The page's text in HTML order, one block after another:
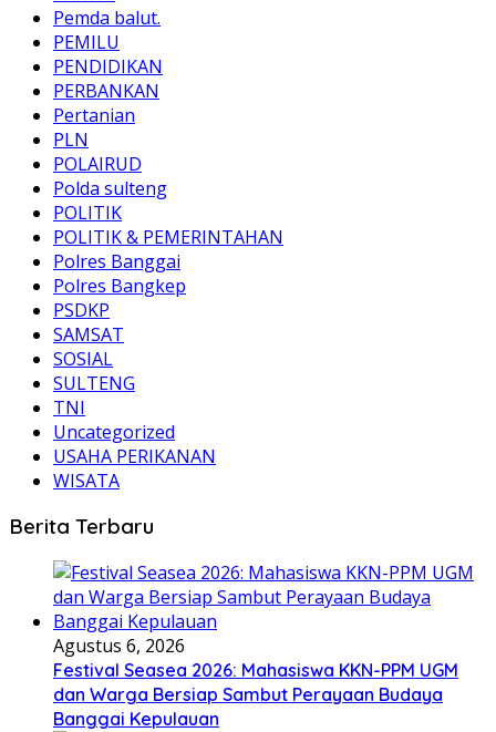
Pemda balut.
PEMILU
PENDIDIKAN
PERBANKAN
Pertanian
PLN
POLAIRUD
Polda sulteng
POLITIK
POLITIK & PEMERINTAHAN
Polres Banggai
Polres Bangkep
PSDKP
SAMSAT
SOSIAL
SULTENG
TNI
Uncategorized
USAHA PERIKANAN
WISATA
Berita Terbaru
Agustus 6, 2026
Festival Seasea 2026: Mahasiswa KKN-PPM UGM
dan Warga Bersiap Sambut Perayaan Budaya
Banggai Kepulauan